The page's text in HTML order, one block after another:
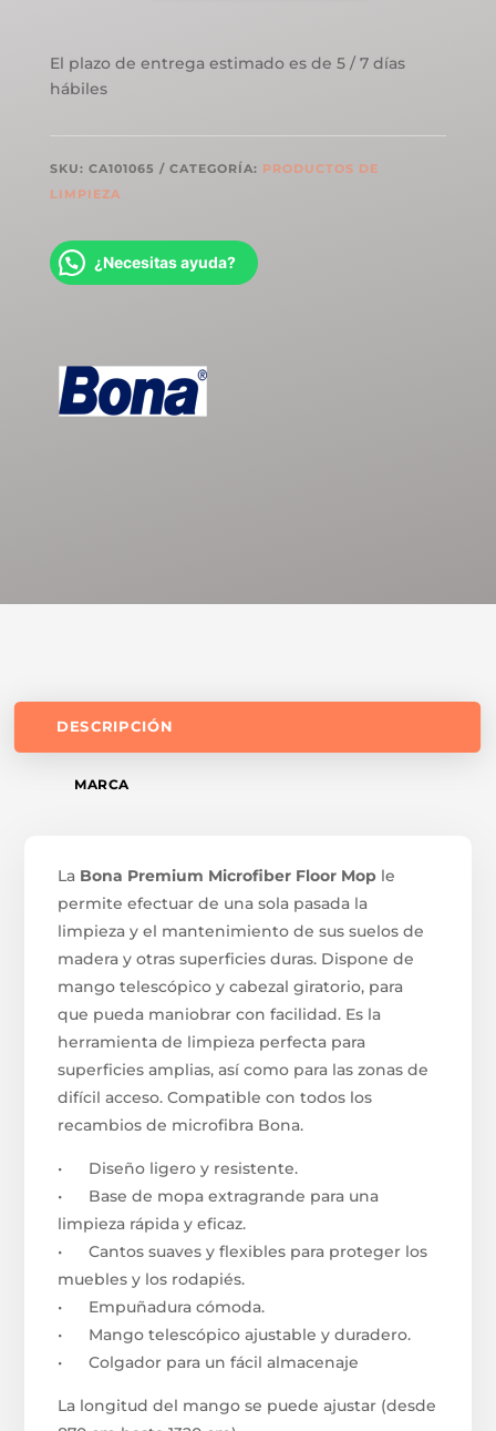
CANTIDAD
El plazo de entrega estimado es de 5 / 7 días
hábiles
SKU: CA101065 CATEGORÍA: PRODUCTOS DE
LIMPIEZA
¿Necesitas ayuda?
DESCRIPCIÓN
MARCA
La Bona Premium Microfiber Floor Mop le
permite efectuar de una sola pasada la
limpieza y el mantenimiento de sus suelos de
madera y otras superficies duras. Dispone de
mango telescópico y cabezal giratorio, para
que pueda maniobrar con facilidad. Es la
herramienta de limpieza perfecta para
superficies amplias, así como para las zonas de
difícil acceso. Compatible con todos los
recambios de microfibra Bona.
• Diseño ligero y resistente.
• Base de mopa extragrande para una
limpieza rápida y eficaz.
• Cantos suaves y flexibles para proteger los
muebles y los rodapiés.
• Empuñadura cómoda.
• Mango telescópico ajustable y duradero.
• Colgador para un fácil almacenaje
La longitud del mango se puede ajustar (desde